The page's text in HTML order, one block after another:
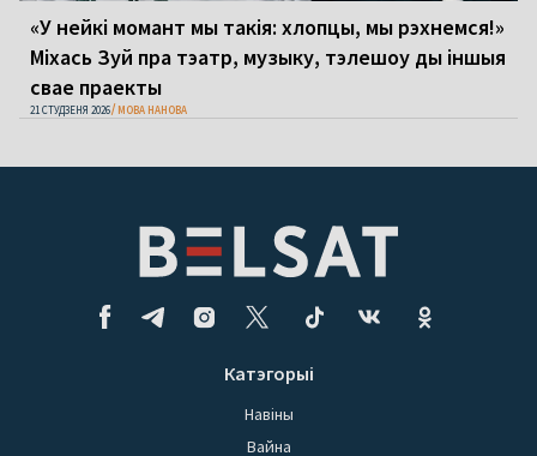
«У нейкі момант мы такія: хлопцы, мы рэхнемся!»
Міхась Зуй пра тэатр, музыку, тэлешоу ды іншыя
свае праекты
21 СТУДЗЕНЯ 2026 МОВА НАНОВА
Катэгорыі
Навіны
Вайна